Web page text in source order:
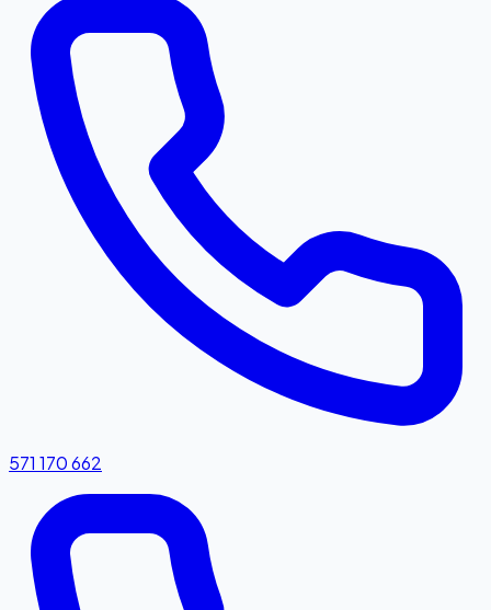
571 170 662